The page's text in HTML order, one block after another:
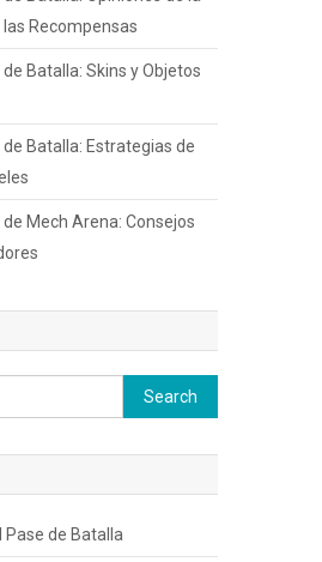
Recompensas
Batalla: Skins y Objetos
Batalla: Estrategias de
Mech Arena: Consejos
Search
for:
Pase de Batalla